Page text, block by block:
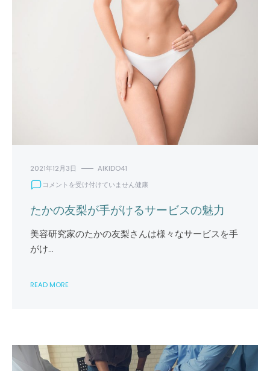
2021年12月3日
AIKIDO41
た
の
友
梨
が
手
る
の
魅
力
コメントを受け付けていません健康
たかの友梨が手がけるサービスの魅力
美容研究家のたかの友梨さんは様々なサービスを手
がけ…
READ MORE